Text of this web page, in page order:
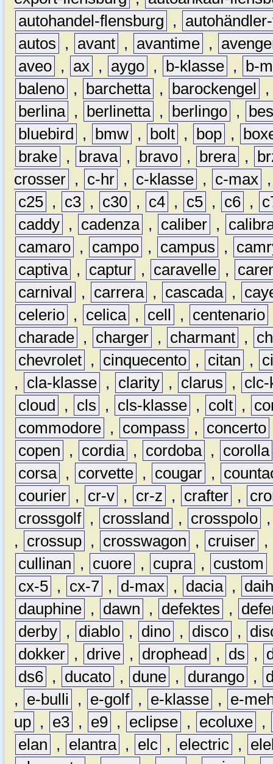
autohandel-flensburg
,
autos
, avant , avantime ,
aveo , ax , aygo , b-klasse ,
b-
baleno , barchetta , barockengel
berlina , berlinetta , berlingo ,
bluebird
, bmw , bolt , bop ,
brake , brava , bravo , brera ,
crosser , c-hr , c-klasse , c-max
c25 , c3 , c30 , c4 , c5 , c6 ,
caddy , cadenza , caliber ,
camaro , campo , campus ,
captiva , captur , caravelle ,
carnival
, carrera , cascada ,
celerio , celica , cell , centenario
charade , charger , charmant ,
chevrolet , cinquecento , citan ,
,
cla-klasse , clarity , clarus ,
clc-
cloud
, cls , cls-klasse , colt ,
commodore , compass , concerto
copen
, cordia , cordoba ,
corolla
corsa , corvette , cougar ,
courier , cr-v , cr-z , crafter ,
crossgolf , crossland , crosspolo
,
crossup , crosswagon , cruiser ,
cullinan
, cuore , cupra , custom
cx-5 , cx-7 , d-max , dacia ,
dauphine , dawn , defektes ,
derby , diablo , dino , disco ,
dokker , drive , drophead , ds ,
ds6 , ducato , dune , durango ,
,
e-bulli , e-golf , e-klasse ,
e-
up , e3 , e9 , eclipse , ecoluxe ,
elan
, elantra , elc , electric ,